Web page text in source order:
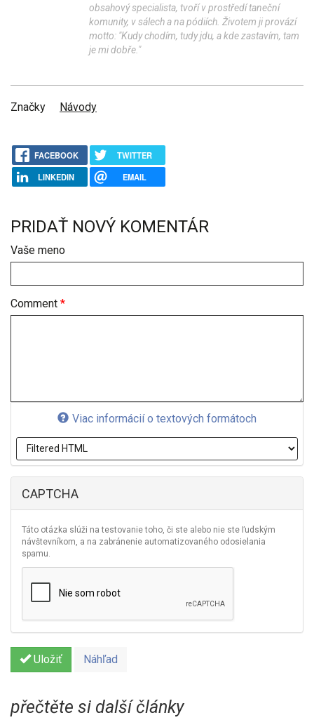
obsahový specialista, tvoří v prostředí taneční
komunity, v sálech a na pódiích. Životem ji provází
motto: "Kudy chodím, tudy jdu, a kde zastavím, tam
je mi dobře."
Značky Návody
FACEBOOK
TWITTER
LINKEDIN
EMAIL
PRIDAŤ NOVÝ KOMENTÁR
Vaše meno
Comment *
Viac informácií o textových formátoch
CAPTCHA
Táto otázka slúži na testovanie toho, či ste alebo nie ste ľudským
návštevníkom, a na zabránenie automatizovaného odosielania
spamu.
Uložiť Náhľad
přečtěte si další články